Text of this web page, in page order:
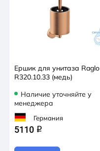
Ершик для унитаза Raglo
R320.10.33 (медь)
Наличие уточняйте у
менеджера
Германия
5110 q